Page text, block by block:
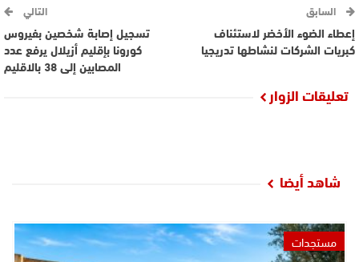
السابق
إعطاء الضوء الأخضر لاستئناف
كبريات الشركات لنشاطها تدريجيا
التالي
تسجيل إصابة شخصين بفيروس
كورونا بإقليم أزيلال يرفع عدد
المصابين إلى 38 بالاقليم
تعليقات الزوار
شاهد أيضا
مستجدات